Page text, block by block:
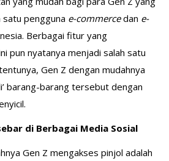
pengguna e-commercedan e-
Berbagai fitur yang
pun nyatanya menjadi salah satu
Gen Z dengan mudahnya
barang-barang tersebut dengan
di Berbagai Media Sosial
Gen Z mengakses pinjol adalah